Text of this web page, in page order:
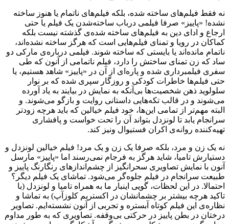
نه فقط فیلم‌های ساخته شده، بلکه فیلم‌های ناتمام یا هنوز ساخته
نشده! «پاییز» صرفا فیلمی درباب ساخته‌شدن یک فیلم یا حتی
ارجاع و ادای دین به فیلم‌های ساخته شده‌ی گذشته نیست بلکه
کماکان در رویا و تمنای فیلم‌هایی است که هرگز ساخته نشده‌اند،
ناتمام مانده‌اند یا بایستی که ساخته شوند. فیلمی درباره‌ی مارکی دو
ساد که زن تمنای ساختش را دارد، فیلم ناتمامی از آنون که طی
سفری فیلمبرداری شده و پاره‌ای از آن در «پاییز» شاهد هستیم، یا
حتی فیلم‌ها خاطرات کودکی و روزگار سپری شده که بر نوار
سلولوید ذهن شخصیت‌ها بی‌آنکه به نمایش در بیایند به یاد آورده
می‌شوند و در قالب تکه‌هایی داستانی روایت و بازگو می‌شوند. و
البته مهم‌تر از تمامی این‌ها، خود فیلم خیالین که باید هرچه زودتر
سرانجام یابد تا لونزدل بتواند آن را تحت خواست و پافشاری
تهیه‌کننده روانه‌ی اکران فستیوال ونیز کند.
نه یک زن و مرد، بلکه صرفا یک زن و یک مرد! فیلم خیالین لونزدل و
دستیارش تامیا، شاید هرگز به فرجام نمی‌رسند اما «پاییز» مارسل
آنون با نمایش تصاویری سحرانگیز از چشم‌اندازهای رنگارنگ پاییز و
طبیعت سرانجام در فیلم جلوه‌گر می‌شود. تماشای یک فیلم دیگر؟
احتمالا. در این لحظات، گویی اینبار ما به همراه تامیا و لونزدل (با
تاکید هرچه بیشتر بر چشمانشان در اکستریم کلوزآپ) به تماشا و
نظاره‌ی این فیلم کوتاه آبستره و تجربی از آنون نشسته‌ایم. تصاویر
درختان در بطن پاییز در حرکتی بی‌وقفه. تصاویری که به طور مداوم